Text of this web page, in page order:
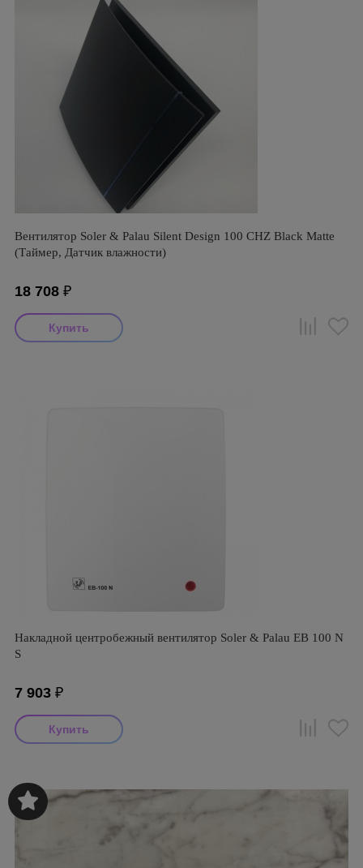
Вентилятор Soler & Palau Silent Design 100 CHZ Black Matte
(Таймер, Датчик влажности)
18 708 ₽
Накладной центробежный вентилятор Soler & Palau EB 100 N
S
7 903 ₽